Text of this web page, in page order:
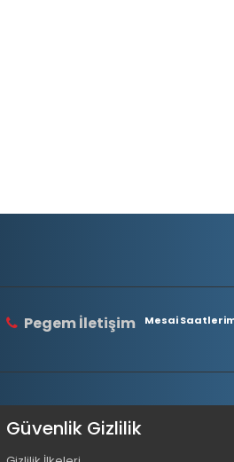
Pegem İletişim Mesai
Güvenlik Gizlilik